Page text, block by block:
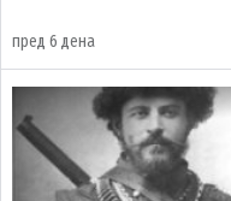
пред 6 дена